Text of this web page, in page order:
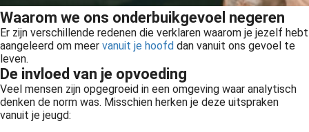
Waarom we ons onderbuikgevoel negeren
Er zijn verschillende redenen die verklaren waarom je jezelf hebt
aangeleerd om meer vanuit je hoofd dan vanuit ons gevoel te
leven.
De invloed van je opvoeding
Veel mensen zijn opgegroeid in een omgeving waar analytisch
denken de norm was. Misschien herken je deze uitspraken
vanuit je jeugd: